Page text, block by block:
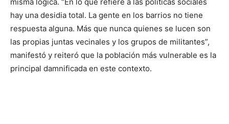
hay una desidia total. La gente en los barrios no tiene
respuesta alguna. Más que nunca quienes se lucen son
las propias juntas vecinales y los grupos de militantes”,
manifestó y reiteró que la población más vulnerable es la
principal damnificada en este contexto.